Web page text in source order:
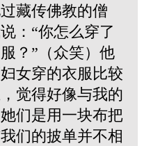
藏传佛教的僧
：“你怎么穿了
？”（众笑）他
女穿的衣服比较
觉得好像与我的
们是用一块布把
们的披单并不相